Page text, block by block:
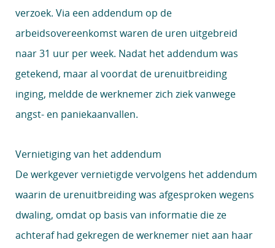
verzoek. Via een addendum op de
arbeidsovereenkomst waren de uren uitgebreid
naar 31 uur per week. Nadat het addendum was
getekend, maar al voordat de urenuitbreiding
inging, meldde de werknemer zich ziek vanwege
angst- en paniekaanvallen.
Vernietiging van het addendum
De werkgever vernietigde vervolgens het addendum
waarin de urenuitbreiding was afgesproken wegens
dwaling, omdat op basis van informatie die ze
achteraf had gekregen de werknemer niet aan haar